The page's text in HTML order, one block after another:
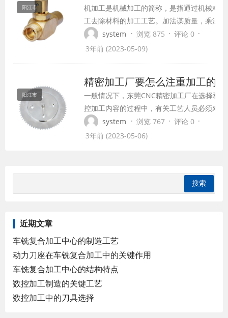
阳江市
机加工是机械加工的简称，是指通过机械精
工去除材料的加工工艺。加法谋质量，乘法
产，钻套，加工的必需品。一般机加工的安
法有： 1. 直接安装法：工件直接安装在工作
行划线找正，再行夹紧。 2.专用夹具安装...
system · 浏览 875 · 评论 0 ·
3年前 (2023-05-09)
阳江市
精密加工厂要怎么注重加工的
一般情况下，东莞CNC精密加工厂在选择和
控加工内容的过程中，有关工艺人员必须对
或零件模型作足够具体和充分的工艺性分析
行数控加工的工艺性分析时，编程人员应根
细、更扎实一些，以便为下面要进行的...
system · 浏览 767 · 评论 0 ·
3年前 (2023-05-06)
近期文章
车铣复合加工中心的制造工艺
动力刀座在车铣复合加工中的关键作用
车铣复合加工中心的结构特点
数控加工制造的关键工艺
数控加工中的刀具选择